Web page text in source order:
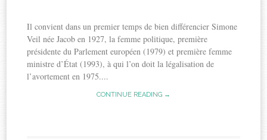
Il convient dans un premier temps de bien différencier Simone
Veil née Jacob en 1927, la femme politique, première
présidente du Parlement européen (1979) et première femme
ministre d’État (1993), à qui l’on doit la légalisation de
l’avortement en 1975....
CONTINUE READING →